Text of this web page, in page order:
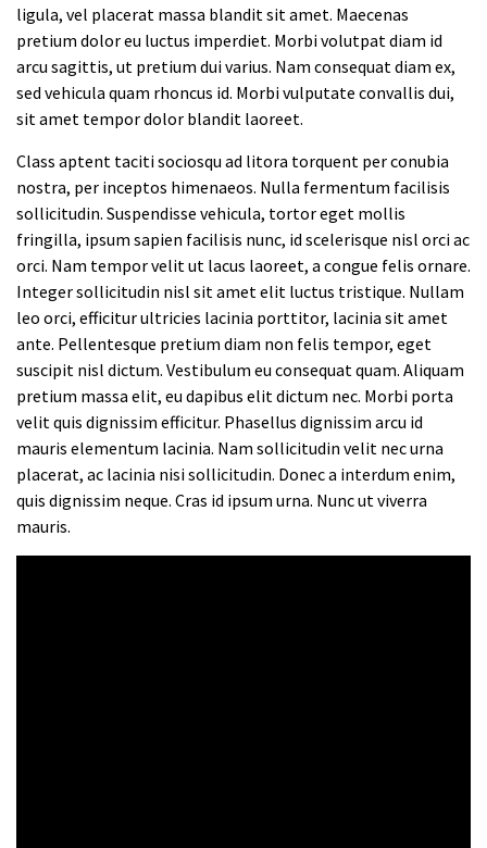
ligula, vel placerat massa blandit sit amet. Maecenas
pretium dolor eu luctus imperdiet. Morbi volutpat diam id
arcu sagittis, ut pretium dui varius. Nam consequat diam ex,
sed vehicula quam rhoncus id. Morbi vulputate convallis dui,
sit amet tempor dolor blandit laoreet.
Class aptent taciti sociosqu ad litora torquent per conubia
nostra, per inceptos himenaeos. Nulla fermentum facilisis
sollicitudin. Suspendisse vehicula, tortor eget mollis
fringilla, ipsum sapien facilisis nunc, id scelerisque nisl orci ac
orci. Nam tempor velit ut lacus laoreet, a congue felis ornare.
Integer sollicitudin nisl sit amet elit luctus tristique. Nullam
leo orci, efficitur ultricies lacinia porttitor, lacinia sit amet
ante. Pellentesque pretium diam non felis tempor, eget
suscipit nisl dictum. Vestibulum eu consequat quam. Aliquam
pretium massa elit, eu dapibus elit dictum nec. Morbi porta
velit quis dignissim efficitur. Phasellus dignissim arcu id
mauris elementum lacinia. Nam sollicitudin velit nec urna
placerat, ac lacinia nisi sollicitudin. Donec a interdum enim,
quis dignissim neque. Cras id ipsum urna. Nunc ut viverra
mauris.